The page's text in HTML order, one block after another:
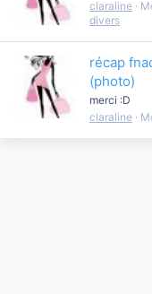
claraline
divers
récap
(photo)
merci :D
claraline